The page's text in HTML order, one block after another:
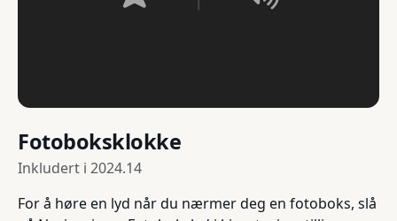
Fotoboksklokke
Inkludert i 2024.14
For å høre en lyd når du nærmer deg en fotoboks, slå